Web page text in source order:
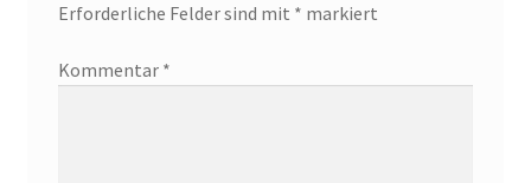
Erforderliche Felder sind mit * markiert
Kommentar *